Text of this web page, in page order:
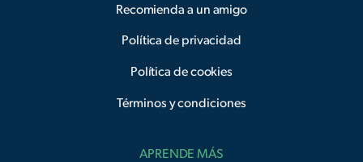
Recomienda a un amigo
Política de privacidad
Política de cookies
Términos y condiciones
APRENDE MÁS